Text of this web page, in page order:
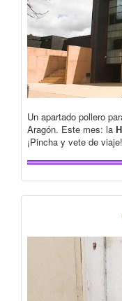
Un apartado pollero
Aragón. Este mes: la
¡Pincha y vete de viaje!